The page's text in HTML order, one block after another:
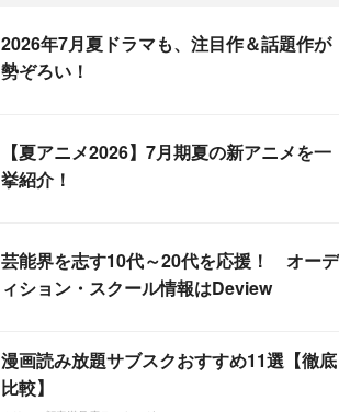
2026年7月夏ドラマも、注目作＆話題作が
勢ぞろい！
【夏アニメ2026】7月期夏の新アニメを一
挙紹介！
芸能界を志す10代～20代を応援！ オーデ
ィション・スクール情報はDeview
漫画読み放題サブスクおすすめ11選【徹底
比較】